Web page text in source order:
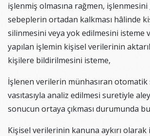
işlenmiş olmasına rağmen,
sebeplerin ortadan kalkması hâlinde
silinmesini veya yok edilmesini isteme
yapılan işlemin kişisel verilerinin
kişilere bildirilmesini isteme,
İşlenen verilerin münhasıran
vasıtasıyla analiz edilmesi suretiyle
sonucun ortaya çıkması durumunda
Kişisel verilerinin kanuna aykırı olarak